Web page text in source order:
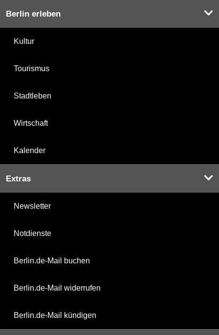
Berlin erleben
Kultur
Tourismus
Stadtleben
Wirtschaft
Kalender
Extras
Newsletter
Notdienste
Berlin.de-Mail buchen
Berlin.de-Mail widerrufen
Berlin.de-Mail kündigen